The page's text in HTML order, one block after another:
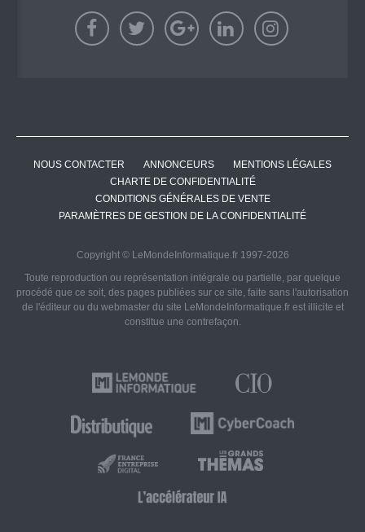
NOUS CONTACTER ANNONCEURS
MENTIONS LÉGALES
CHARTE DE CONFIDENTIALITÉ
CONDITIONS GÉNÉRALES DE VENTE
PARAMÈTRES DE GESTION DE LA CONFIDENTIALITÉ
Copyright © LeMondeInformatique.fr 1997-2026
Toute reproduction ou représentation intégrale ou partielle, par quelque
procédé que ce soit, des pages publiées sur ce site, faite sans l'autorisation
de l'éditeur ou du webmaster du site LeMondeInformatique.fr est illicite et
constitue une contrefaçon.